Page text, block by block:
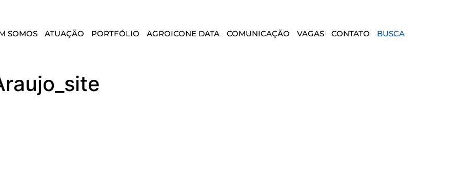
SOMOS ATUAÇÃO PORTFÓLIO AGROICONE DATA COMUNICAÇÃO VAGAS CONTATO BUSCA